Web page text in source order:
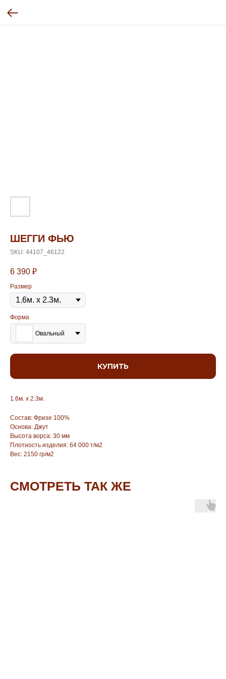
ШЕГГИ ФЬЮ
SKU: 44107_46122
6 390 ₽
Размер
Форма
Овальный
КУПИТЬ
1.6м. х 2.3м.
Состав: Фризе 100%
Основа: Джут
Высота ворса: 30 мм
Плотность изделия: 64 000 т/м2
Вес: 2150 гр/м2
СМОТРЕТЬ ТАК ЖЕ